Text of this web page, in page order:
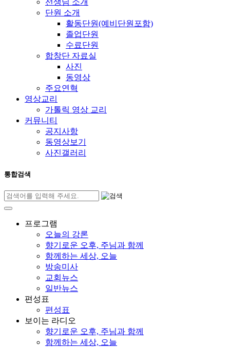
단원 소개
활동단원(예비단원포함)
졸업단원
수료단원
합창단 자료실
사진
동영상
주요연혁
영상교리
가톨릭 영상 교리
커뮤니티
공지사항
동영상보기
사진갤러리
통합검색
프로그램
오늘의 강론
향기로운 오후, 주님과 함께
함께하는 세상, 오늘
방송미사
교회뉴스
일반뉴스
편성표
편성표
보이는 라디오
향기로운 오후, 주님과 함께
함께하는 세상, 오늘